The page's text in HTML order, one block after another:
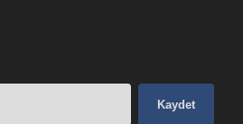
Kaydet